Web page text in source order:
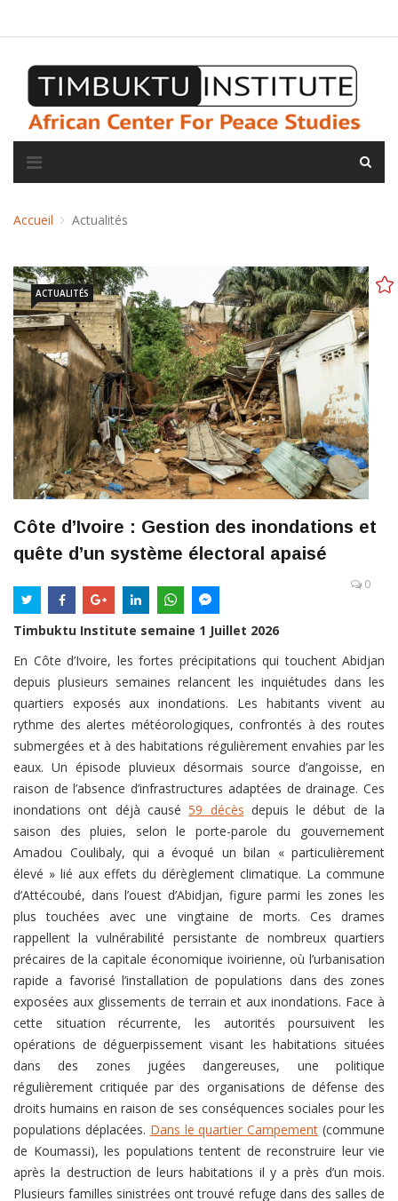
Accueil Actualités
ACTUALITÉS
Côte d’Ivoire : Gestion des inondations et
quête d’un système électoral apaisé
0
Timbuktu Institute semaine 1 Juillet 2026
En Côte d’Ivoire, les fortes précipitations qui touchent Abidjan
depuis plusieurs semaines relancent les inquiétudes dans les
quartiers exposés aux inondations. Les habitants vivent au
rythme des alertes météorologiques, confrontés à des routes
submergées et à des habitations régulièrement envahies par les
eaux. Un épisode pluvieux désormais source d’angoisse, en
raison de l’absence d’infrastructures adaptées de drainage. Ces
inondations ont déjà causé59 décès depuis le début de la
saison des pluies, selon le porte-parole du gouvernement
Amadou Coulibaly, qui a évoqué un bilan « particulièrement
élevé » lié aux effets du dérèglement climatique. La commune
d’Attécoubé, dans l’ouest d’Abidjan, figure parmi les zones les
plus touchées avec une vingtaine de morts. Ces drames
rappellent la vulnérabilité persistante de nombreux quartiers
précaires de la capitale économique ivoirienne, où l’urbanisation
rapide a favorisé l’installation de populations dans des zones
exposées aux glissements de terrain et aux inondations. Face à
cette situation récurrente, les autorités poursuivent les
opérations de déguerpissement visant les habitations situées
dans des zones jugées dangereuses, une politique
régulièrement critiquée par des organisations de défense des
droits humains en raison de ses conséquences sociales pour les
populations déplacées. Dans le quartier Campement (commune
de Koumassi), les populations tentent de reconstruire leur vie
après la destruction de leurs habitations il y a près d’un mois.
Plusieurs familles sinistrées ont trouvé refuge dans des salles de